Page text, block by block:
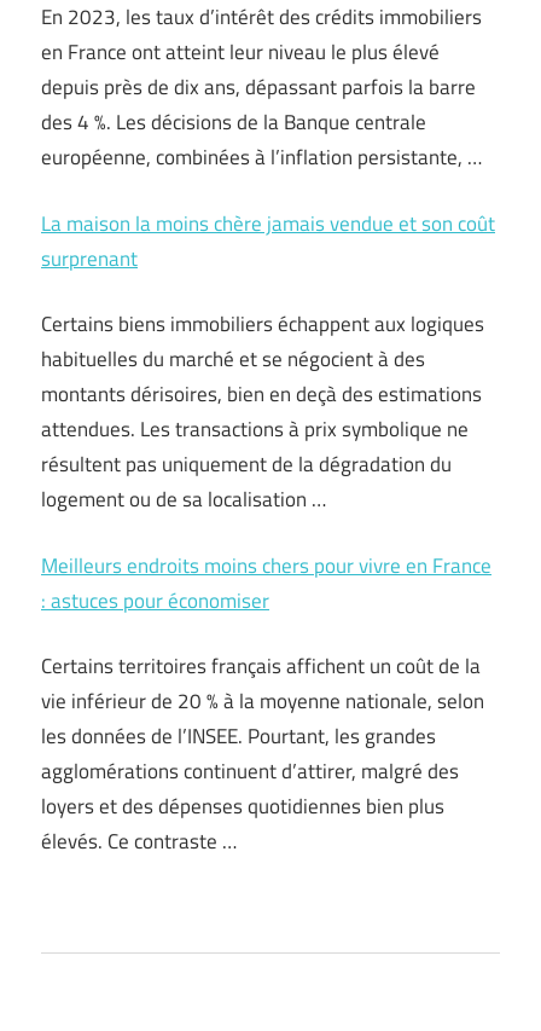
En 2023, les taux d’intérêt des crédits immobiliers
en France ont atteint leur niveau le plus élevé
depuis près de dix ans, dépassant parfois la barre
des 4 %. Les décisions de la Banque centrale
européenne, combinées à l’inflation persistante, …
La maison la moins chère jamais vendue et son coût
surprenant
Certains biens immobiliers échappent aux logiques
habituelles du marché et se négocient à des
montants dérisoires, bien en deçà des estimations
attendues. Les transactions à prix symbolique ne
résultent pas uniquement de la dégradation du
logement ou de sa localisation …
Meilleurs endroits moins chers pour vivre en France
: astuces pour économiser
Certains territoires français affichent un coût de la
vie inférieur de 20 % à la moyenne nationale, selon
les données de l’INSEE. Pourtant, les grandes
agglomérations continuent d’attirer, malgré des
loyers et des dépenses quotidiennes bien plus
élevés. Ce contraste …